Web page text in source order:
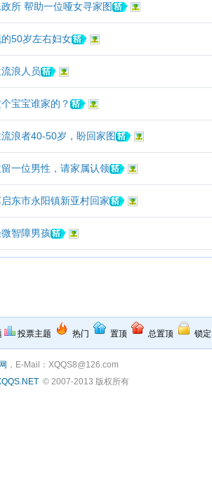
所 帮助一位哑女寻家图
50岁左右妇女
浪人员
宝宝谁家的？
浪者40-50岁，盼回家图
一位男性，请家属认领
东市永阳镇新亚村回家
智障男孩
投票主题 热门 置顶 总置顶 锁定
，E-Mail：XQQS8@126.com
© 2007-2013 版权所有